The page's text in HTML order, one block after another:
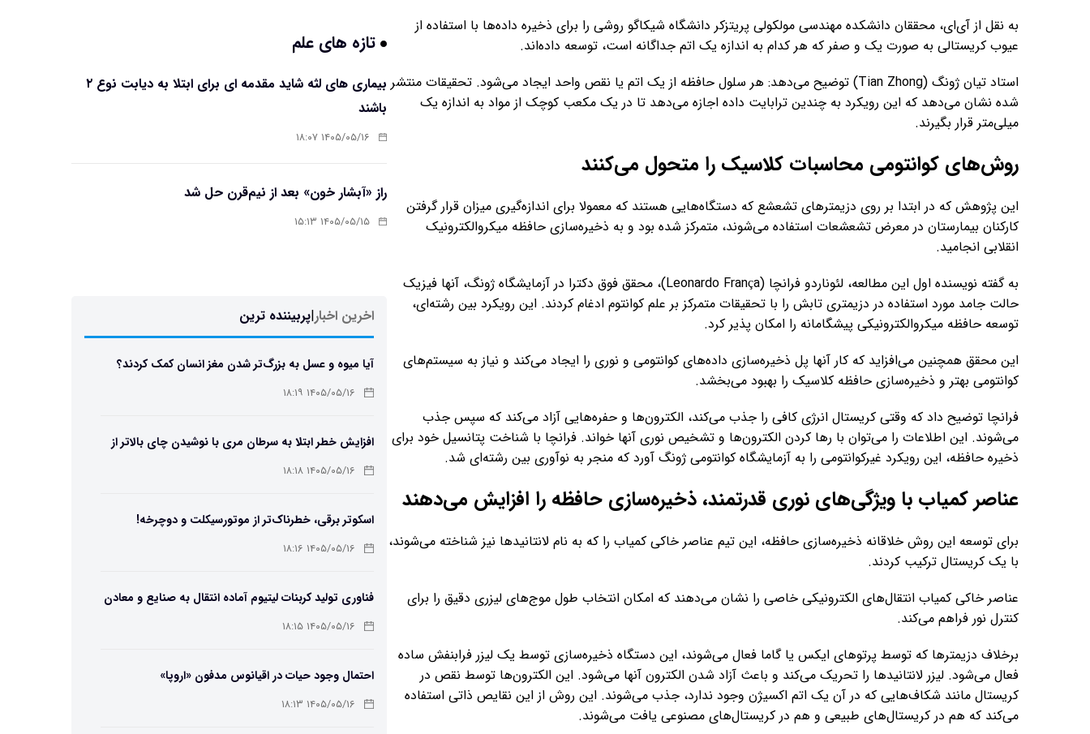
به نقل از آی‌ای، محققان دانشکده مهندسی مولکولی پریتزکر دانشگاه شیکاگو روشی را برای ذخیره داده‌ها با استفاده از
عیوب کریستالی به صورت یک و صفر که هر کدام به اندازه یک اتم جداگانه است، توسعه داده‌اند.
استاد تیان ژونگ (Tian Zhong) توضیح می‌دهد: هر سلول حافظه از یک اتم یا نقص واحد ایجاد می‌شود. تحقیقات منتشر
شده نشان می‌دهد که این رویکرد به چندین ترابایت داده اجازه می‌دهد تا در یک مکعب کوچک از مواد به اندازه یک
میلی‌متر قرار بگیرند.
روش‌های کوانتومی محاسبات کلاسیک را متحول می‌کنند
این پژوهش که در ابتدا بر روی دزیمترهای تشعشع که دستگاه‌هایی هستند که معمولا برای اندازه‌گیری میزان قرار گرفتن
کارکنان بیمارستان در معرض تشعشعات استفاده می‌شوند، متمرکز شده بود و به ذخیره‌سازی حافظه میکروالکترونیک
انقلابی انجامید.
به گفته نویسنده اول این مطالعه، لئوناردو فرانچا (Leonardo França)، محقق فوق دکترا در آزمایشگاه ژونگ، آنها فیزیک
حالت جامد مورد استفاده در دزیمتری تابش را با تحقیقات متمرکز بر علم کوانتوم ادغام کردند. این رویکرد بین رشته‌ای،
توسعه حافظه میکروالکترونیکی پیشگامانه را امکان پذیر کرد.
این محقق همچنین می‌افزاید که کار آنها پل ذخیره‌سازی داده‌های کوانتومی و نوری را ایجاد می‌کند و نیاز به سیستم‌های
کوانتومی بهتر و ذخیره‌سازی حافظه کلاسیک را بهبود می‌بخشد.
فرانچا توضیح داد که وقتی کریستال انرژی کافی را جذب می‌کند، الکترون‌ها و حفره‌هایی آزاد می‌کند که سپس جذب
می‌شوند. این اطلاعات را می‌توان با رها کردن الکترون‌ها و تشخیص نوری آنها خواند. فرانچا با شناخت پتانسیل خود برای
ذخیره حافظه، این رویکرد غیرکوانتومی را به آزمایشگاه کوانتومی ژونگ آورد که منجر به نوآوری بین رشته‌ای شد.
عناصر کمیاب با ویژگی‌های نوری قدرتمند، ذخیره‌سازی حافظه را افزایش می‌دهند
برای توسعه این روش خلاقانه ذخیره‌سازی حافظه، این تیم عناصر خاکی کمیاب را که به نام لانتانیدها نیز شناخته می‌شوند،
با یک کریستال ترکیب کردند.
عناصر خاکی کمیاب انتقال‌های الکترونیکی خاصی را نشان می‌دهند که امکان انتخاب طول موج‌های لیزری دقیق را برای
کنترل نور فراهم می‌کند.
برخلاف دزیمترها که توسط پرتوهای ایکس یا گاما فعال می‌شوند، این دستگاه ذخیره‌سازی توسط یک لیزر فرابنفش ساده
فعال می‌شود. لیزر لانتانیدها را تحریک می‌کند و باعث آزاد شدن الکترون آنها می‌شود. این الکترون‌ها توسط نقص در
کریستال مانند شکاف‌هایی که در آن یک اتم اکسیژن وجود ندارد، جذب می‌شوند. این روش از این نقایص ذاتی استفاده
می‌کند که هم در کریستال‌های طبیعی و هم در کریستال‌های مصنوعی یافت می‌شوند.
تازه های علم
بیماری های لثه شاید مقدمه ای برای ابتلا به دیابت نوع ۲
باشند
۱۴۰۵/۰۵/۱۶ ۱۸:۰۷
راز «آبشار خون» بعد از نیم‌قرن حل شد
۱۴۰۵/۰۵/۱۵ ۱۵:۱۳
اخرین اخبار|پربیننده ترین
آیا میوه و عسل به بزرگ‌تر شدن مغز انسان کمک کردند؟
۱۴۰۵/۰۵/۱۶ ۱۸:۱۹
افزایش خطر ابتلا به سرطان مری با نوشیدن چای بالاتر از
دمای ۶۵ درجه۱۴۰۵/۰۵/۱۶ ۱۸:۱۸
اسکوتر برقی، خطرناک‌تر از موتورسیکلت و دوچرخه!
۱۴۰۵/۰۵/۱۶ ۱۸:۱۶
فناوری تولید کربنات لیتیوم آماده انتقال به صنایع و معادن
است۱۴۰۵/۰۵/۱۶ ۱۸:۱۵
احتمال وجود حیات در اقیانوس مدفون «اروپا»
۱۴۰۵/۰۵/۱۶ ۱۸:۱۳